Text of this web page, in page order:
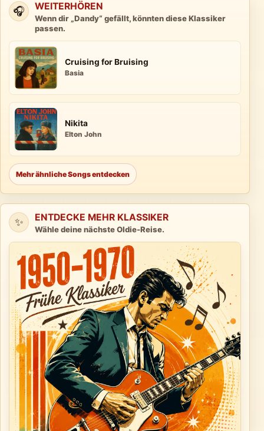
🎧 WEITERHÖREN
Wenn dir „Dandy“ gefällt, könnten diese Klassiker
passen.
Cruising for Bruising
Basia
Nikita
Elton John
Mehr ähnliche Songs entdecken
✨ ENTDECKE MEHR KLASSIKER
Wähle deine nächste Oldie-Reise.